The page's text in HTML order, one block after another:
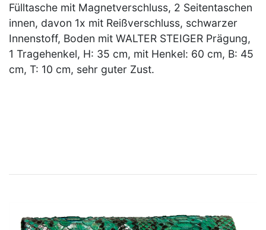
Fülltasche mit Magnetverschluss, 2 Seitentaschen
innen, davon 1x mit Reißverschluss, schwarzer
Innenstoff, Boden mit WALTER STEIGER Prägung,
1 Tragehenkel, H: 35 cm, mit Henkel: 60 cm, B: 45
cm, T: 10 cm, sehr guter Zust.